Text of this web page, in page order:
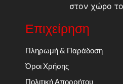
στον χώρο
Επιχείρηση
Πληρωμή & Παράδοση
Όροι Χρήσης
Πολιτική Απορρήτου